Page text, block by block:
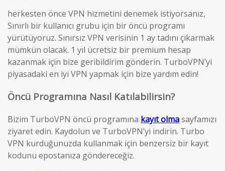
herkesten önce VPN hizmetini denemek istiyorsanız,
Sınırlı bir kullanıcı grubu için bir öncü programı
yürütüyoruz. Sınırsız VPN verisinin 1 ay tadını çıkarmak
mümkün olacak. 1 yıl ücretsiz bir premium hesap
kazanmak için bize geribildirim gönderin. TurboVPN’yi
piyasadaki en iyi VPN yapmak için bize yardım edin!
Öncü Programına Nasıl Katılabilirsin?
Bizim TurboVPN öncü programına kayıt olmasayfamızı
ziyaret edin. Kaydolun ve TurboVPN’yi indirin. Turbo
VPN kurduğunuzda kullanmak için benzersiz bir kayıt
kodunu epostanıza göndereceğiz.